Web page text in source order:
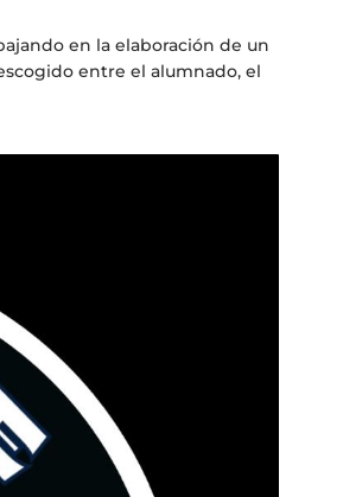
en la elaboración de un
entre el alumnado, el